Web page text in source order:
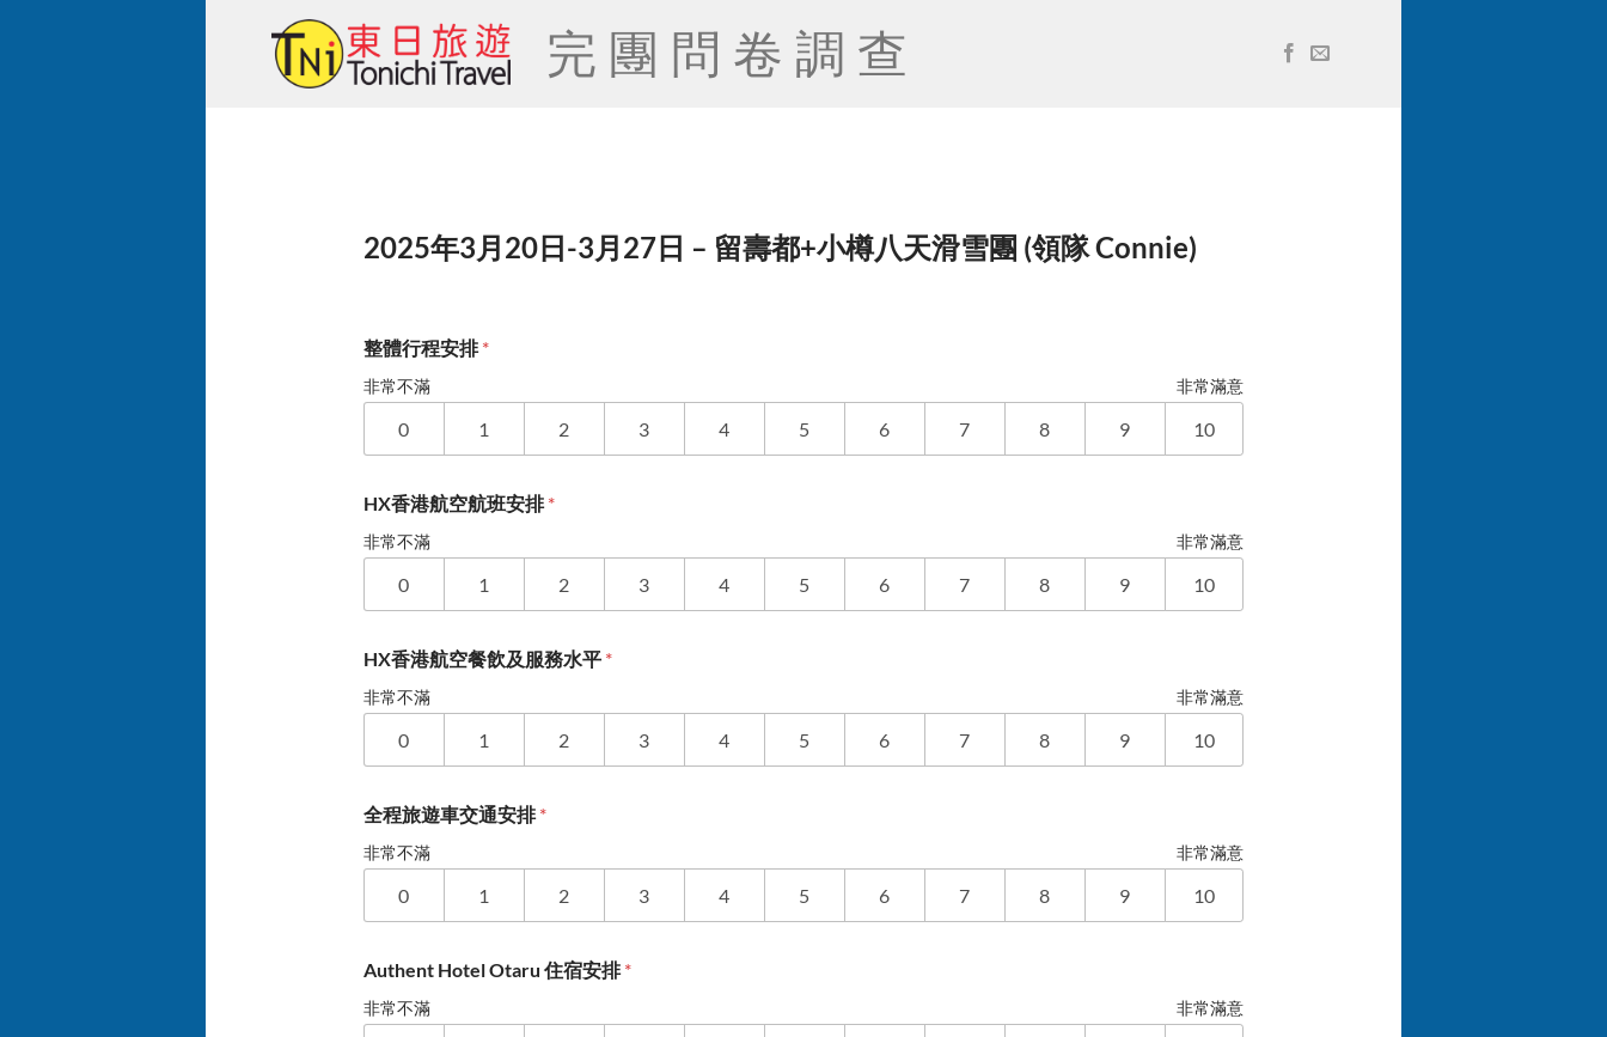
完團問卷調查
2025年3月20日-3月27日 – 留壽都+小樽八天滑雪團 (領隊 Connie)
整體行程安排*
非常不滿 非常滿意
0 1 2 3 4 5 6 7 8 9 10
HX香港航空航班安排*
非常不滿 非常滿意
0 1 2 3 4 5 6 7 8 9 10
HX香港航空餐飲及服務水平 *
非常不滿 非常滿意
0 1 2 3 4 5 6 7 8 9 10
全程旅遊車交通安排*
非常不滿 非常滿意
0 1 2 3 4 5 6 7 8 9 10
Authent Hotel Otaru 住宿安排*
非常不滿 非常滿意